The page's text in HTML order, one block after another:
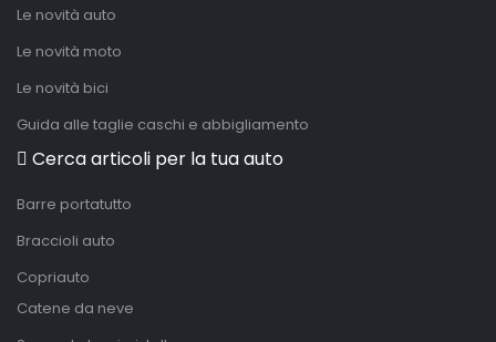
Le novità auto
Le novità moto
Le novità bici
Guida alle taglie caschi e abbigliamento
Cerca articoli per la tua auto
Barre portatutto
Braccioli auto
Copriauto
Catene da neve